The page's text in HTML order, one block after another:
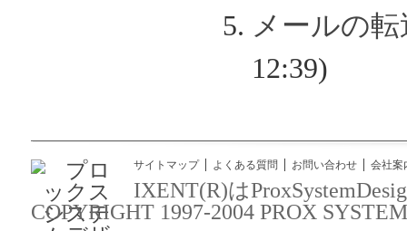
メールの
12:39)
サイトマップ よくある質問 お問い合わせ 会社案
IXENT(R)は
COPYRIGHT 1997-2004 PROX